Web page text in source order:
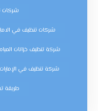
شركات
شركات تنظيف في
شركة تنظيف خزانات المياه
شركة تنظيف في الإمارات
طريقة